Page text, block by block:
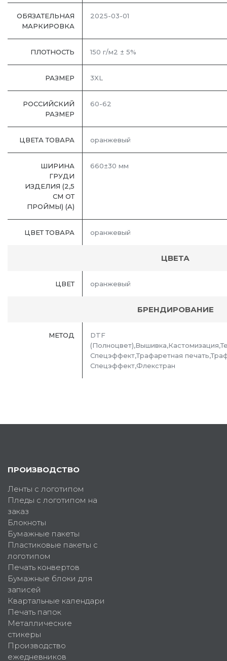
ОБЯЗАТЕЛЬНАЯ
МАРКИРОВКА
2025-03-01
ПЛОТНОСТЬ 150 г/м2 ± 5%
РАЗМЕР 3XL
РОССИЙСКИЙ
РАЗМЕР
60-62
ЦВЕТА ТОВАРА оранжевый
ШИРИНА
ГРУДИ
ИЗДЕЛИЯ (2,5
СМ ОТ
ПРОЙМЫ) (A)
660±30 мм
ЦВЕТ ТОВАРА оранжевый
ЦВЕТА
ЦВЕТ оранжевый
БРЕНДИРОВАНИЕ
МЕТОД
DTF
Спецэффект,Трафаретная
Спецэффект,Флекстран
ПРОИЗВОДСТВО
Ленты с логотипом
Пледы с логотипом на
заказ
Блокноты
Бумажные пакеты
Пластиковые пакеты с
логотипом
Печать конвертов
Бумажные блоки для
записей
Квартальные календари
Печать папок
Металлические
стикеры
Производство
ежедневников